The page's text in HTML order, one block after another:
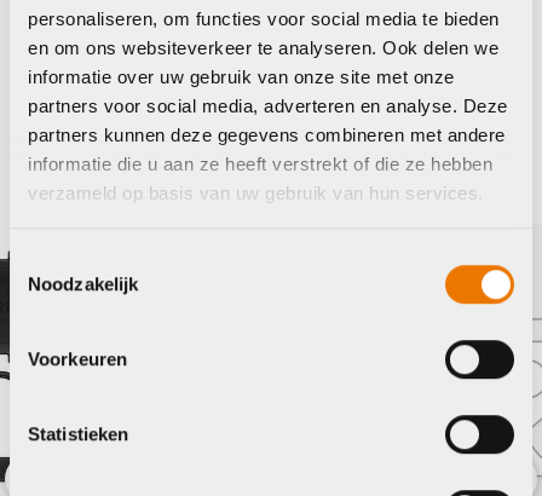
personaliseren, om functies voor social media te bieden
en om ons websiteverkeer te analyseren. Ook delen we
informatie over uw gebruik van onze site met onze
partners voor social media, adverteren en analyse. Deze
partners kunnen deze gegevens combineren met andere
informatie die u aan ze heeft verstrekt of die ze hebben
verzameld op basis van uw gebruik van hun services.
Toestemmingsselectie
Noodzakelijk
Voorkeuren
Statistieken
Maak je fiets compleet
Bekijk alle accessoires
Shokz